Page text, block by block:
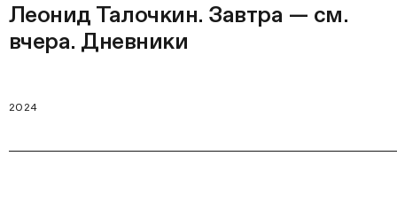
Леонид Талочкин. Завтра — см.
вчера. Дневники
2024